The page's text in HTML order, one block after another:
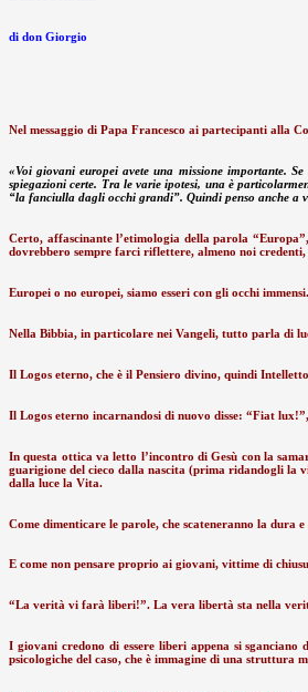
di don Giorgio
Nel messaggio di Papa Francesco ai partecipanti alla
«Voi giovani europei avete una missione importante.
spiegazioni certe. Tra le varie ipotesi, una è
“la fanciulla dagli occhi grandi”. Quindi penso anche a
Certo, affascinante l’etimologia della parola
dovrebbero sempre farci riflettere, almeno noi
Europei o no europei, siamo esseri con gli occhi
Nella Bibbia, in particolare nei Vangeli, tutto parla di
Il Logos eterno, che è il Pensiero divino, quindi
Il Logos eterno incarnandosi di nuovo disse: “Fiat
In questa ottica va letto l’incontro di Gesù con la
guarigione del cieco dalla nascita (prima ridandogli la
dalla luce la Vita.
Come dimenticare le parole, che scateneranno la dura
E come non pensare proprio ai giovani, vittime di
“La verità vi farà liberi!”. La vera libertà sta nella
I giovani credono di essere liberi appena si
psicologiche del caso, che è immagine di una struttura